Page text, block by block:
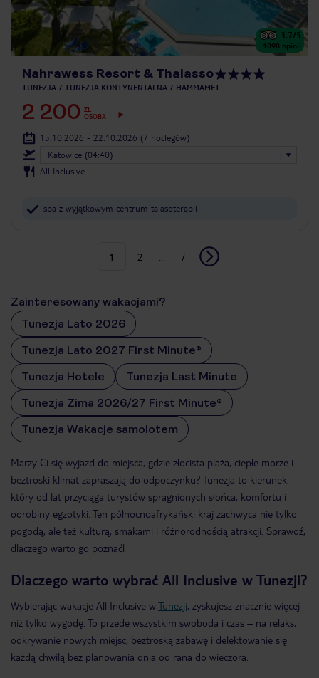
3.7/5
1098 opinii
Nahrawess Resort & Thalasso
TUNEZJA TUNEZJA KONTYNENTALNA HAMMAMET
2 200 ZŁ
OSOBA
15.10.2026 - 22.10.2026 (7 noclegów)
Katowice (04:40)
All Inclusive
spa z wyjątkowym centrum talasoterapii
1 2 7
Zainteresowany wakacjami?
Tunezja Lato 2026
Tunezja Lato 2027 First Minute®
Tunezja Hotele
Tunezja Last Minute
Tunezja Zima 2026/27 First Minute®
Tunezja Wakacje samolotem
Marzy Ci się wyjazd do miejsca, gdzie złocista plaża, ciepłe morze i
beztroski klimat zapraszają do odpoczynku? Tunezja to kierunek,
który od lat przyciąga turystów spragnionych słońca, komfortu i
odrobiny egzotyki. Ten północnoafrykański kraj zachwyca nie tylko
pogodą, ale też kulturą, smakami i różnorodnością atrakcji. Sprawdź,
dlaczego warto go poznać!
Dlaczego warto wybrać All Inclusive w Tunezji?
Wybierając wakacje All Inclusive wTunezji, zyskujesz znacznie więcej
niż tylko wygodę. To przede wszystkim swoboda i czas – na relaks,
odkrywanie nowych miejsc, beztroską zabawę i delektowanie się
każdą chwilą bez planowania dnia od rana do wieczora.